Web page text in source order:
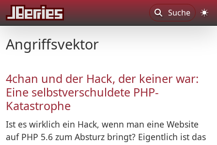
Suche
Angriffsvektor
4chan und der Hack, der keiner war:
Eine selbstverschuldete PHP-
Katastrophe
Ist es wirklich ein Hack, wenn man eine Website
auf PHP 5.6 zum Absturz bringt? Eigentlich ist das